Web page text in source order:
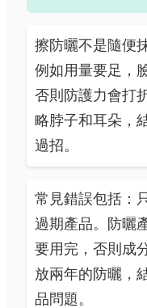
擦防曬不是隨便
例如用量要足，
否則防護力會打
略脖子和耳朵，
過招。
常見錯誤包括：
過期產品。防曬
要用完，否則成
放兩年的防曬，
品問題。